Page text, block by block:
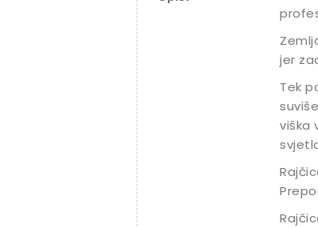
jer
Tek
viška